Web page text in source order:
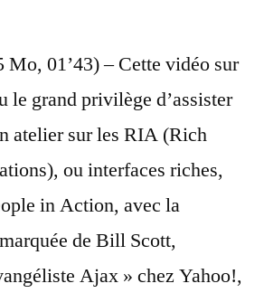
01’43) – Cette vidéo sur
le grand privilège d’assister
atelier sur les RIA (Rich
ou interfaces riches,
in Action, avec la
de Bill Scott,
Ajax » chez Yahoo!,